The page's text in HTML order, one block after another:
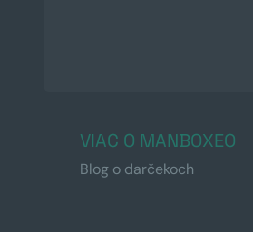
VIAC O MANBOXEO
Blog o darčekoch